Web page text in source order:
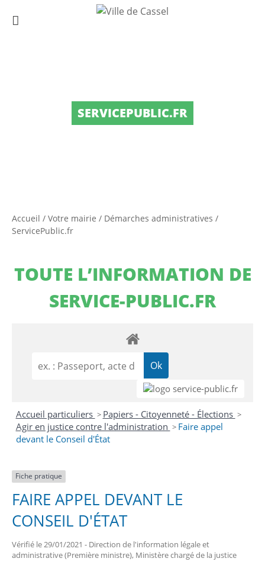
SERVICEPUBLIC.FR
Accueil / Votre mairie / Démarches administratives /
ServicePublic.fr
TOUTE L’INFORMATION DE
SERVICE-PUBLIC.FR
Accueil particuliers > Papiers - Citoyenneté - Élections >
Agir en justice contre l'administration > Faire appel
devant le Conseil d'État
Fiche pratique
FAIRE APPEL DEVANT LE
CONSEIL D'ÉTAT
Vérifié le 29/01/2021 - Direction de l'information légale et
administrative (Première ministre), Ministère chargé de la justice